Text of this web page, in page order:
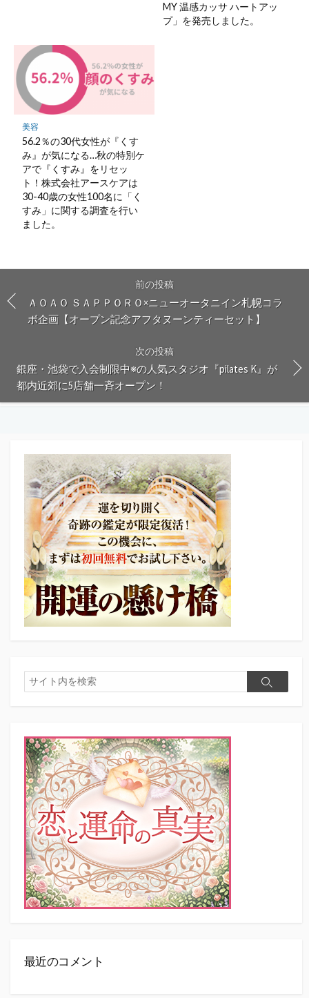
MY 温感カッサ ハートアッ
プ」を発売しました。
美容
56.2％の30代女性が『くす
み』が気になる…秋の特別ケ
アで『くすみ』をリセッ
ト！株式会社アースケアは
30-40歳の女性100名に「く
すみ」に関する調査を行い
ました。
前の投稿
ＡＯＡＯ ＳＡＰＰＯＲＯ×ニューオータニイン札幌コラ
ボ企画【オープン記念アフタヌーンティーセット】
次の投稿
銀座・池袋で入会制限中※の人気スタジオ『pilates K』が
都内近郊に5店舗一斉オープン！
検
索
検
最近のコメント